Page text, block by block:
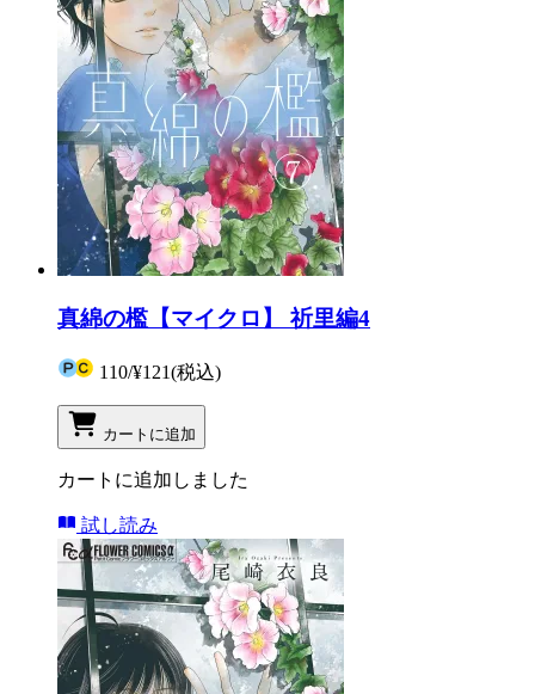
真綿の檻【マイクロ】 祈里編4
110/¥121(税込)
カートに追加
カートに追加しました
試し読み